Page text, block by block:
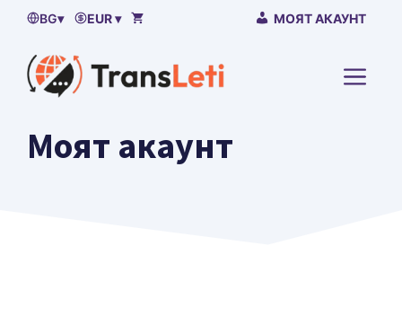
Премини
съдържанието
BG▾ EUR ▾ МОЯТ АКАУНТ
Моят акаунт